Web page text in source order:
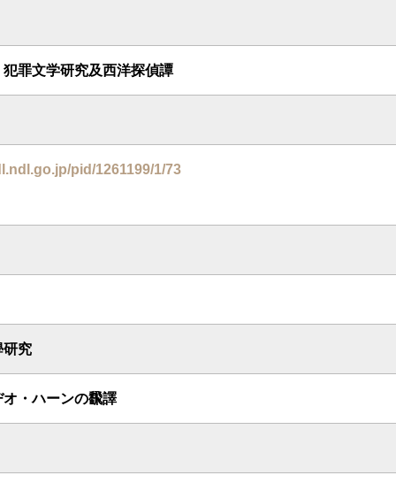
罪文学研究及西洋探偵譚
pid/1261199/1/73
研究
オ・ハーンの飜譯